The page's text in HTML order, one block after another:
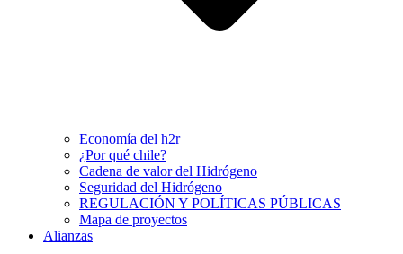
Economía del h2r
¿Por qué chile?
Cadena de valor del Hidrógeno
Seguridad del Hidrógeno
REGULACIÓN Y POLÍTICAS PÚBLICAS
Mapa de proyectos
Alianzas